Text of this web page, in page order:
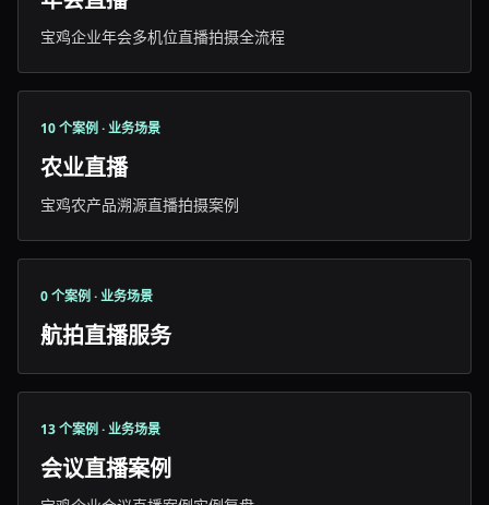
宝鸡企业年会多机位直播拍摄全流程
10 个案例 · 业务场景
农业直播
宝鸡农产品溯源直播拍摄案例
0 个案例 · 业务场景
航拍直播服务
13 个案例 · 业务场景
会议直播案例